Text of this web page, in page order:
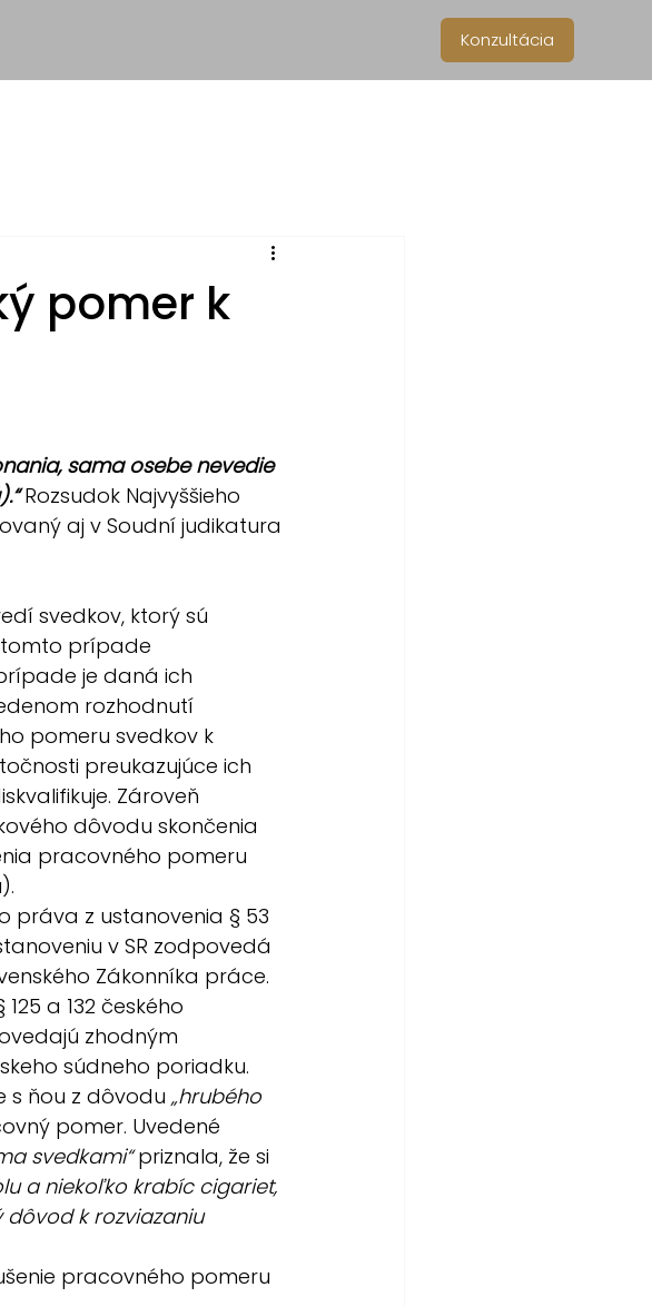
Konzultácia
pomer k
sama osebe nevedie
Rozsudok Najvyššieho
aj v Soudní judikatura
svedkov, ktorý sú
tomto prípade
je daná ich
rozhodnutí
pomeru svedkov k
preukazujúce ich
Zároveň
dôvodu skončenia
pracovného pomeru
z ustanovenia § 53
v SR zodpovedá
Zákonníka práce.
a 132 českého
zhodným
súdneho poriadku.
s ňou z dôvodu „hrubého
pomer. Uvedené
svedkami“ priznala, že si
a niekoľko krabíc cigariet,
k rozviazaniu
pracovného pomeru